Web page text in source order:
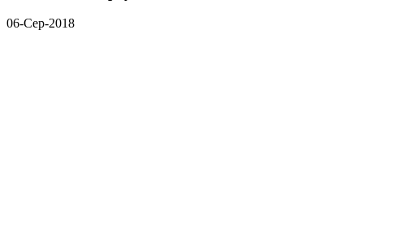
06-Сер-2018